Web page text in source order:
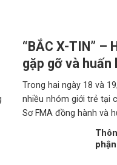
“BẮC X-TIN” –
gặp gỡ và huấn
Trong hai ngày 18 và
nhiều nhóm giới trẻ tại
Sơ FMA đồng hành và